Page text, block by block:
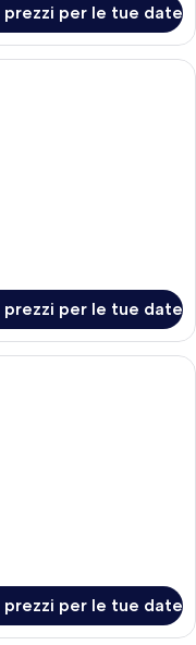
prezzi per le tue date
singolo con testiera in
prezzi per le tue date
d'albergo con un letto,
prezzi per le tue date